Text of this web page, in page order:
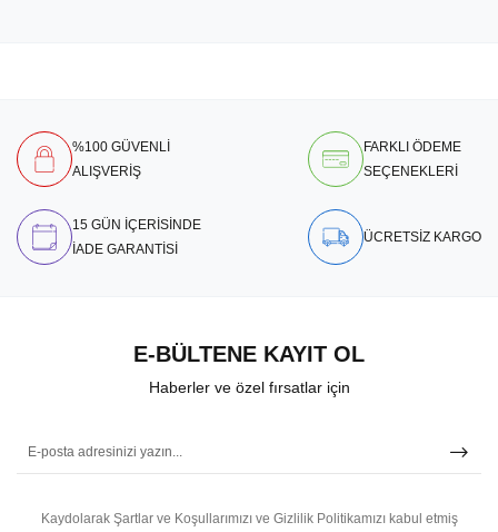
%100 GÜVENLİ
ALIŞVERİŞ
FARKLI ÖDEME
SEÇENEKLERİ
15 GÜN İÇERİSİNDE
İADE GARANTİSİ
ÜCRETSİZ KARGO
E-BÜLTENE KAYIT OL
Haberler ve özel fırsatlar için
Kaydolarak Şartlar ve Koşullarımızı ve Gizlilik Politikamızı kabul etmiş